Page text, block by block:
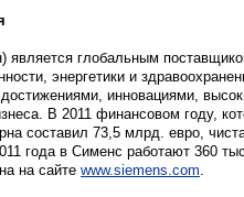
глобальным
энергетики и
инновациями,
В 2011 финансовом году,
составил 73,5 млрд. евро,
года в Сименс работают 360
на сайте www.siemens.com